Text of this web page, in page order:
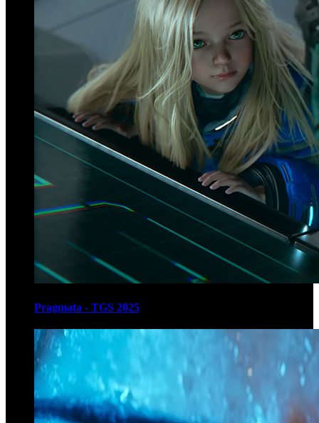
Pragmata - TGS 2025